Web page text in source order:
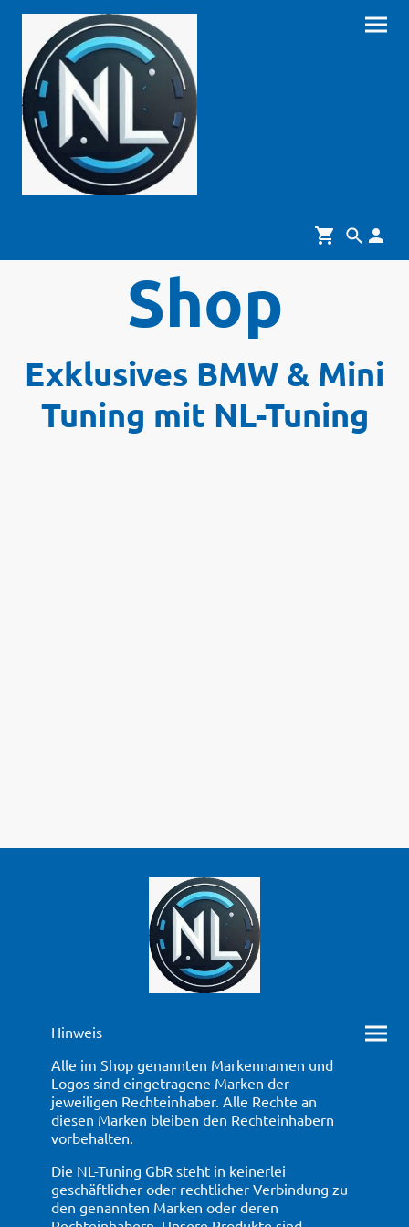
Shop
Exklusives BMW & Mini
Tuning mit NL-Tuning
Hinweis
Alle im Shop genannten Markennamen und
Logos sind eingetragene Marken der
jeweiligen Rechteinhaber. Alle Rechte an
diesen Marken bleiben den Rechteinhabern
vorbehalten.
Die NL-Tuning GbR steht in keinerlei
geschäftlicher oder rechtlicher Verbindung zu
den genannten Marken oder deren